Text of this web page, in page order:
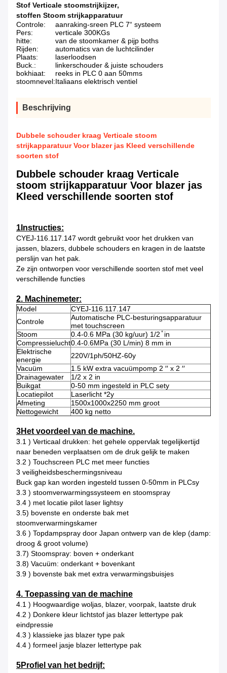
Stof Verticale stoomstrijkijzer,
stoffen Stoom strijkapparatuur
Controle:
aanraking-sreen PLC 7“ systeem
Pers:
verticale 300KGs
hitte:
van de stoomkamer & pijp boths
Rijden:
automatics van de luchtcilinder
Plaats:
laserloodsen
Buck.:
linkerschouder & juiste schouders
bokhiaat:
reeks in PLC 0 aan 50mms
stoomnevel:Italiaans elektrisch ventiel
Beschrijving
Dubbele schouder kraag Verticale stoom
strijkapparatuur Voor blazer jas Kleed verschillende
soorten stof
Dubbele schouder kraag Verticale
stoom strijkapparatuur Voor blazer jas
Kleed verschillende soorten stof
1Instructies:
CYEJ-116.117.147 wordt gebruikt voor het drukken van
jassen, blazers, dubbele schouders en kragen in de laatste
perslijn van het pak.
Ze zijn ontworpen voor verschillende soorten stof met veel
verschillende functies
2. Machinemeter:
Model
CYEJ-116.117.147
Controle
Automatische PLC-besturingsapparatuur
met touchscreen
Stoom
0.4-0.6 MPa (30 kg/uur) 1/2 ̊ in
Compressielucht0.4-0.6MPa (30 L/min) 8 mm in
Elektrische
energie
220V/1ph/50HZ-60y
Vacuüm
1.5 kW extra vacuümpomp 2 ′′ x 2 ′′
Drainagewater
1/2 x 2 in
Buikgat
0-50 mm ingesteld in PLC sety
Locatiepilot
Laserlicht *2y
Afmeting
1500x1000x2250 mm groot
Nettogewicht
400 kg netto
3Het voordeel van de machine.
3.1 ) Verticaal drukken: het gehele oppervlak tegelijkertijd
naar beneden verplaatsen om de druk gelijk te maken
3.2 ) Touchscreen PLC met meer functies
3 veiligheidsbeschermingsniveau
Buck gap kan worden ingesteld tussen 0-50mm in PLCsy
3.3 ) stoomverwarmingssysteem en stoomspray
3.4 ) met locatie pilot laser lightsy
3.5) bovenste en onderste bak met
stoomverwarmingskamer
3.6 ) Topdampspray door Japan ontwerp van de klep (damp:
droog & groot volume)
3.7) Stoomspray: boven + onderkant
3.8) Vacuüm: onderkant + bovenkant
3.9 ) bovenste bak met extra verwarmingsbuisjes
4. Toepassing van de machine
4.1 ) Hoogwaardige woljas, blazer, voorpak, laatste druk
4.2 ) Donkere kleur lichtstof jas blazer lettertype pak
eindpressie
4.3 ) klassieke jas blazer type pak
4.4 ) formeel jasje blazer lettertype pak
5Profiel van het bedrijf: